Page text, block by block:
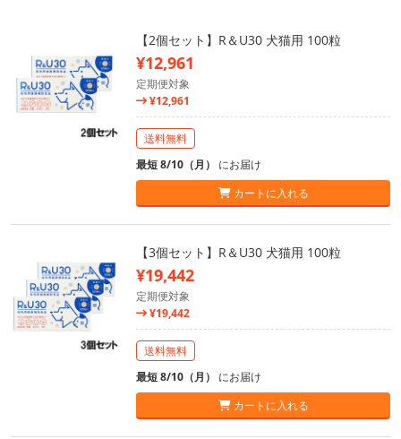
【2個セット】R＆U30 犬猫用 100粒
¥12,961
定期便対象
¥12,961
送料無料
最短 8/10（月） にお届け
カートに入れる
【3個セット】R＆U30 犬猫用 100粒
¥19,442
定期便対象
¥19,442
送料無料
最短 8/10（月） にお届け
カートに入れる